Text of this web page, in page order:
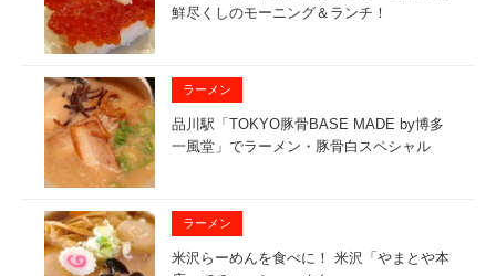
鮮尽くしのモーニング＆ランチ！
ラーメン
品川駅「TOKYO豚骨BASE MADE by博多
一風堂」でラーメン・豚骨白スペシャル
ラーメン
米沢らーめんを食べに！ 米沢「やまとや本